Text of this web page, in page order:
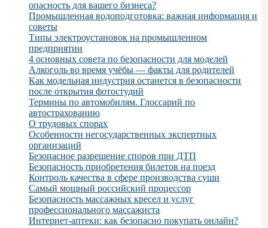
опасность для вашего бизнеса?
Промышленная водоподготовка: важная информация и
советы
Типы электроустановок на промышленном
предприятии
4 основных совета по безопасности для моделей
Алкоголь во время учёбы — факты для родителей
Как модельная индустрия останется в безопасности
после открытия фотостудий
Термины по автомобилям. Глоссарий по
автострахованию
О трудовых спорах
Особенности негосударственных экспертных
организаций
Безопасное разрешение споров при ДТП
Безопасность приобретения билетов на поезд
Контроль качества в сфере производства суши
Самый мощный российский процессор
Безопасность массажных кресел и услуг
профессионального массажиста
Интернет-аптеки: как безопасно покупать онлайн?